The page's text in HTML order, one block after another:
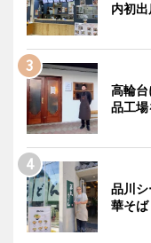
内初
高輪
品工
品川
華そ